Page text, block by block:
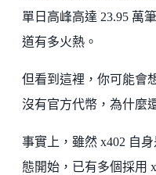
單日高峰高達 23.95 萬
道有多火熱。
但看到這裡，你可能會
沒有官方代幣，為什麼
事實上，雖然 x402 自
態開始，已有多個採用